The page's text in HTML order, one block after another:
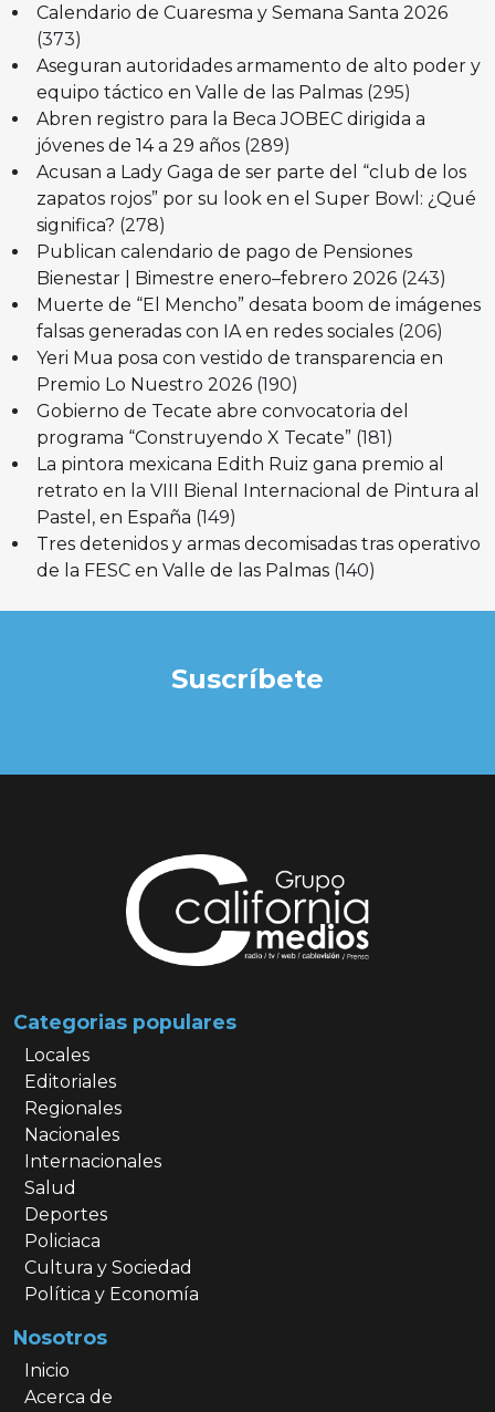
Calendario de Cuaresma y Semana Santa 2026
(373)
Aseguran autoridades armamento de alto poder y
equipo táctico en Valle de las Palmas (295)
Abren registro para la Beca JOBEC dirigida a
jóvenes de 14 a 29 años (289)
Acusan a Lady Gaga de ser parte del “club de los
zapatos rojos” por su look en el Super Bowl: ¿Qué
significa? (278)
Publican calendario de pago de Pensiones
Bienestar | Bimestre enero–febrero 2026 (243)
Muerte de “El Mencho” desata boom de imágenes
falsas generadas con IA en redes sociales (206)
Yeri Mua posa con vestido de transparencia en
Premio Lo Nuestro 2026 (190)
Gobierno de Tecate abre convocatoria del
programa “Construyendo X Tecate” (181)
La pintora mexicana Edith Ruiz gana premio al
retrato en la VIII Bienal Internacional de Pintura al
Pastel, en España (149)
Tres detenidos y armas decomisadas tras operativo
de la FESC en Valle de las Palmas (140)
Suscríbete
Categorias populares
Locales
Editoriales
Regionales
Nacionales
Internacionales
Salud
Deportes
Policiaca
Cultura y Sociedad
Política y Economía
Nosotros
Inicio
Acerca de